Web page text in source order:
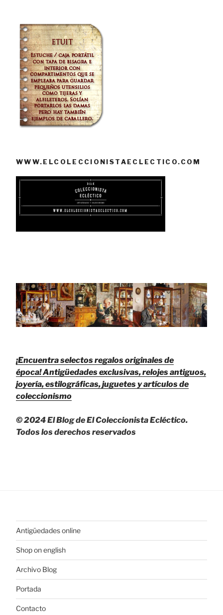
WWW.ELCOLECCIONISTAECLECTICO.COM
¡Encuentra selectos regalos originales de
época!Antigüedades exclusivas, relojes antiguos,
joyería, estilográficas, juguetes y artículos de
coleccionismo
© 2024 El Blog de El Coleccionista Ecléctico.
Todos los derechos reservados
Antigüedades online
Shop on english
Archivo Blog
Portada
Contacto